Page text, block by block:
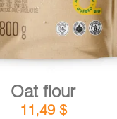
Oat flour
11,49 $